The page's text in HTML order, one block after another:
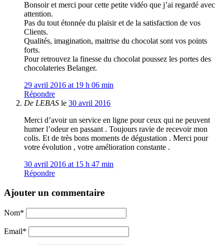
Bonsoir et merci pour cette petite vidéo que j’ai regardé avec
attention.
Pas du tout étonnée du plaisir et de la satisfaction de vos
Clients.
Qualités, imagination, maitrise du chocolat sont vos points
forts.
Pour retrouvez la finesse du chocolat poussez les portes des
chocolateries Belanger.
29 avril 2016 at 19 h 06 min
Répondre
De LEBAS le 30 avril 2016
Merci d’avoir un service en ligne pour ceux qui ne peuvent
humer l’odeur en passant . Toujours ravie de recevoir mon
colis. Et de très bons moments de dégustation . Merci pour
votre évolution , votre amélioration constante .
30 avril 2016 at 15 h 47 min
Répondre
Ajouter un commentaire
Nom*
Email*